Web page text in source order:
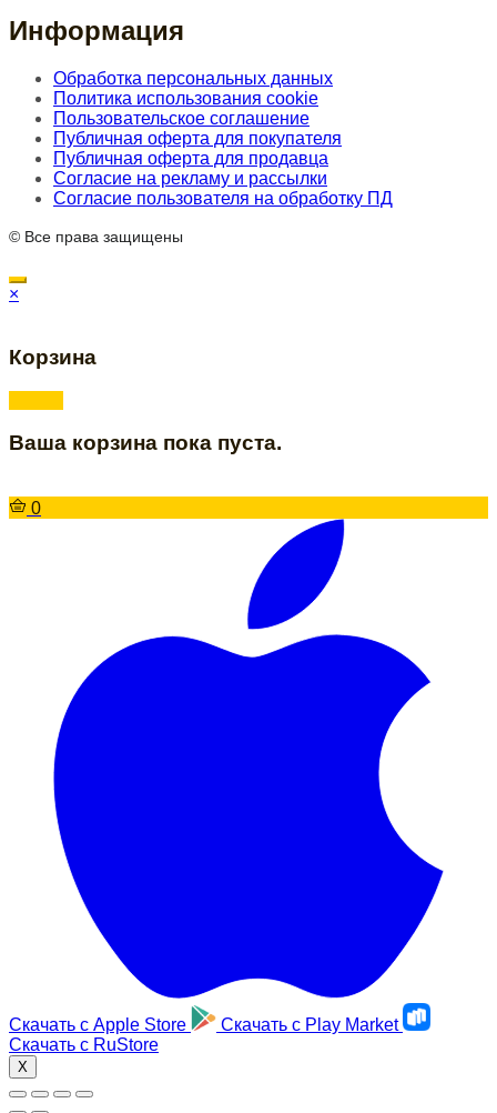
Информация
Обработка персональных данных
Политика использования cookie
Пользовательское соглашение
Публичная оферта для покупателя
Публичная оферта для продавца
Согласие на рекламу и рассылки
Согласие пользователя на обработку ПД
© Все права защищены
×
Корзина
Ваша корзина пока пуста.
0
Скачать с Apple Store Скачать с Play Market
Скачать с RuStore
X